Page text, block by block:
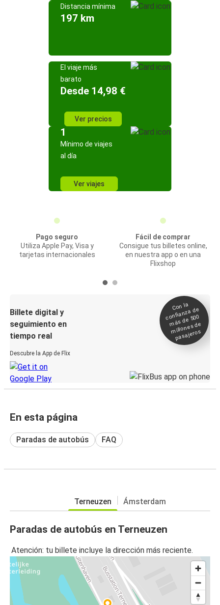
Distancia mínima
197 km
El viaje más
barato
Desde 14,98 €
Ver precios
1
Mínimo de viajes
al día
Ver viajes
Pago seguro
Utiliza Apple Pay, Visa y
tarjetas internacionales
Fácil de comprar
Consigue tus billetes online,
en nuestra app o en una
Flixshop
Billete digital y
seguimiento en
tiempo real
Descubre la App de Flix
Con la
confianza de
más de 500
millones de
pasajeros
En esta página
Paradas de autobús FAQ
Terneuzen Ámsterdam
Paradas de autobús en Terneuzen
Atención: tu billete incluye la dirección más reciente.